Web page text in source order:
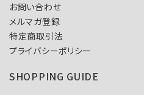
お問い合わせ
メルマガ登録
特定商取引法
プライバシーポリシー
SHOPPING GUIDE